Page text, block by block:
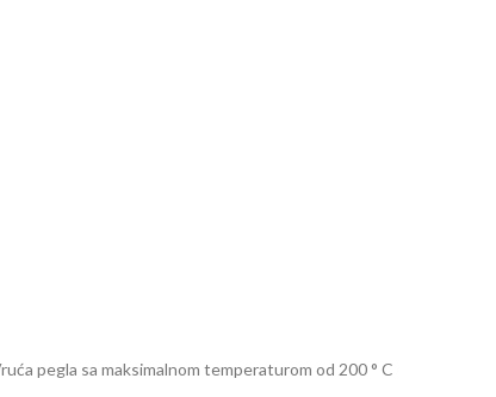
pegla sa maksimalnom temperaturom od 200 ° C